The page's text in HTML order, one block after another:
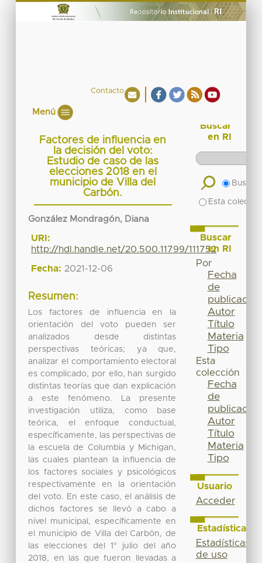
Contacto
Menú
Factores de influencia en
la decisión del voto:
Estudio de caso de las
elecciones 2018 en el
municipio de Villa del
Carbón.
González Mondragón, Diana
URI:
http://hdl.handle.net/20.500.11799/111752
Fecha: 2021-12-06
Resumen:
Los factores de influencia en la
orientación del voto pueden ser
analizados desde distintas
perspectivas teóricas; ya que,
analizar el comportamiento electoral
es complicado, por ello, han surgido
distintas teorías que dan explicación
a este fenómeno. La presente
investigación utiliza, como base
teórica, el enfoque conductual,
específicamente, las perspectivas de
la escuela de Columbia y Michigan,
las cuales plantean la influencia de
los factores sociales y psicológicos
respectivamente en la orientación
del voto. En este caso, el análisis de
dichos factores se llevó a cabo a
nivel municipal, específicamente en
el municipio de Villa del Carbón, de
las elecciones del 1° julio del año
2018, en las que fueron llevadas a
Buscar
en RI
Buscar
Esta
Buscar
en RI
Por
Fecha
de
publicación
Autor
Título
Materia
Tipo
Esta
colección
Fecha
de
publicación
Autor
Título
Materia
Tipo
Usuario
Acceder
Estadísticas
Estadísticas
de uso